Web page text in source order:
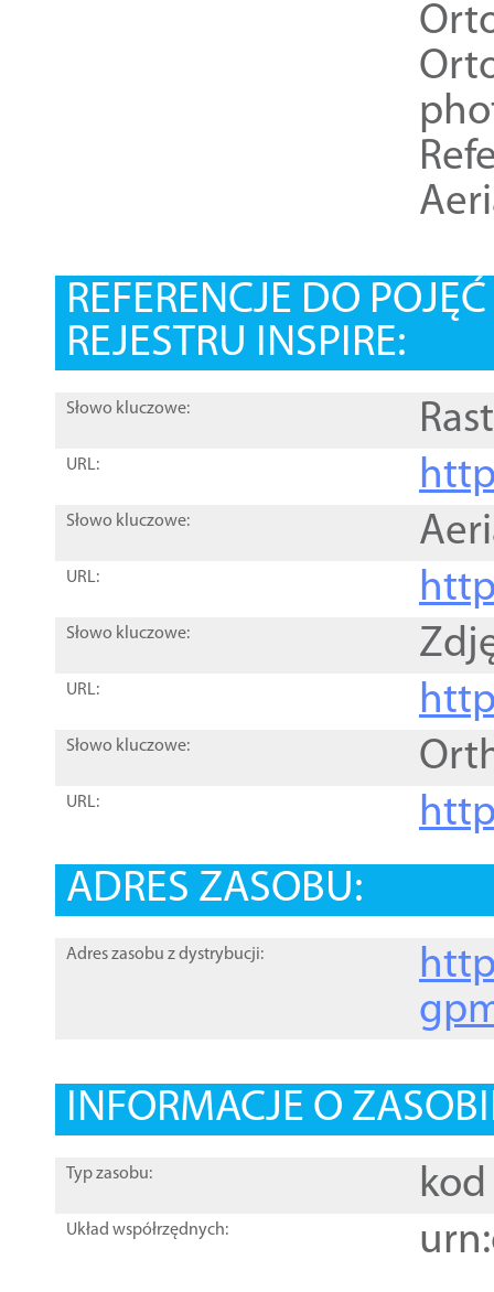
REFERENCJE DO
REJESTRU INSPIRE:
Słowo kluczowe:
URL:
Słowo kluczowe:
URL:
Słowo kluczowe:
URL:
Słowo kluczowe:
URL:
ADRES ZASOBU:
Adres zasobu z dystrybucji:
INFORMACJE O
Typ zasobu: kod
Układ współrzędnych: